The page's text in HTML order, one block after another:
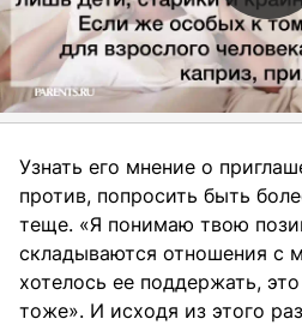
Узнать его мнение о
против, попросить быть
теще. «Я понимаю твою
складываются отношения с
хотелось ее поддержать,
тоже». И исходя из этого